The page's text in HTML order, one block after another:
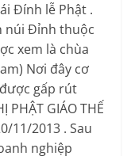
Đính lễ Phật .
núi Đỉnh thuộc
xem là chùa
Nơi đây cơ
gấp rút
GIÁO THẾ
11/2013 . Sau
nghiệp